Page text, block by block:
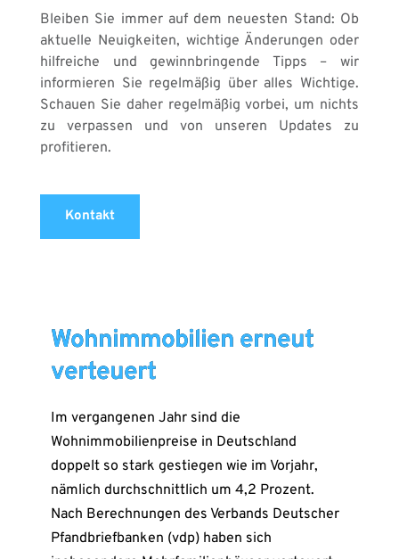
Bleiben Sie immer auf dem neuesten Stand: Ob
aktuelle Neuigkeiten, wichtige Änderungen oder
hilfreiche und gewinnbringende Tipps – wir
informieren Sie regelmäßig über alles Wichtige.
Schauen Sie daher regelmäßig vorbei, um nichts
zu verpassen und von unseren Updates zu
profitieren.
Kontakt
Wohnimmobilien erneut
verteuert
Im vergangenen Jahr sind die
Wohnimmobilienpreise in Deutschland
doppelt so stark gestiegen wie im Vorjahr,
nämlich durchschnittlich um 4,2 Prozent.
Nach Berechnungen des Verbands Deutscher
Pfandbriefbanken (vdp) haben sich